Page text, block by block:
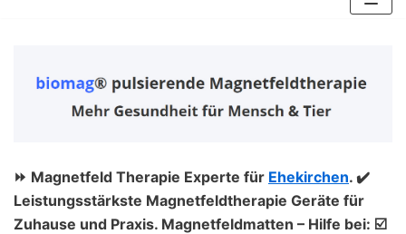
springen
⏩ Magnetfeld Therapie Experte für Ehekirchen. ✔️
Leistungsstärkste Magnetfeldtherapie Geräte für
Zuhause und Praxis. Magnetfeldmatten – Hilfe bei: ☑️